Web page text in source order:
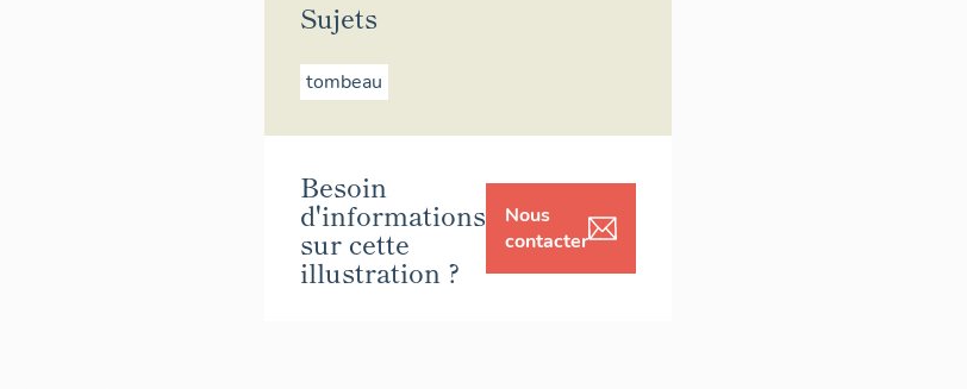
Sujets
tombeau
Besoin
d'informations
sur cette
illustration ?
Nous
contacter